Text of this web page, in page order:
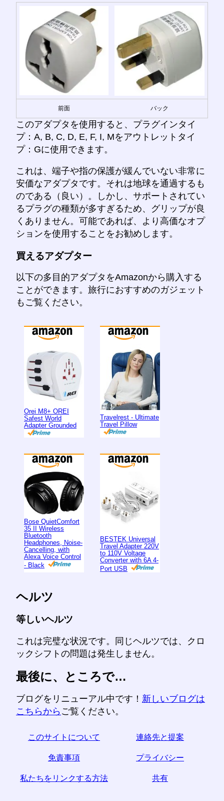
前面 バック
このアダプタを使用すると、プラグインタイ
プ：A, B, C, D, E, F, I, Mをアウトレットタイ
プ：Gに使用できます。
これは、端子や指の保護が緩んでいない非常に
安価なアダプタです。それは地球を通過するも
のである（良い）。しかし、サポートされてい
るプラグの種類が多すぎるため、グリップが良
くありません。可能であれば、より高価なオプ
ションを使用することをお勧めします。
買えるアダプター
以下の多目的アダプタをAmazonから購入する
ことができます。旅行におすすめのガジェット
もご覧ください。
Orei M8+ OREI
Safest World
Adapter Grounded
Travelrest - Ultimate
Travel Pillow
Bose QuietComfort
35 II Wireless
Bluetooth
Headphones, Noise-
Cancelling, with
Alexa Voice Control
- Black
BESTEK Universal
Travel Adapter 220V
to 110V Voltage
Converter with 6A 4-
Port USB
ヘルツ
等しいヘルツ
これは完璧な状況です。同じヘルツでは、クロ
ックシフトの問題は発生しません。
最後に、ところで…
ブログをリニューアル中です！ 新しいブログは
こちらから ご覧ください。
このサイトについて 連絡先と提案
免責事項 プライバシー
私たちをリンクする方法 共有